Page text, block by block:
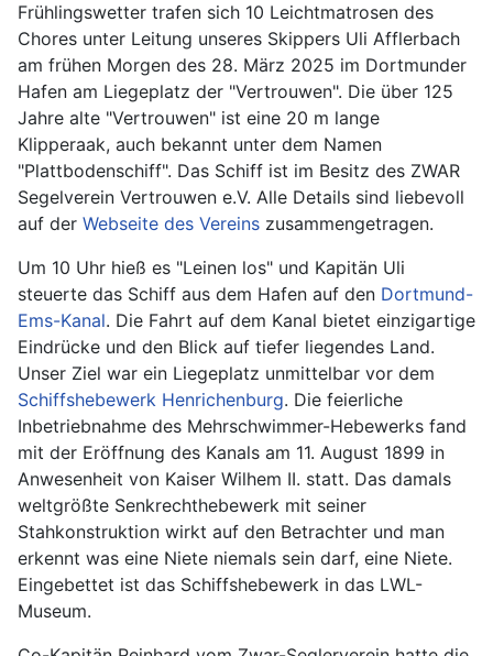
Frühlingswetter trafen sich 10 Leichtmatrosen des
Chores unter Leitung unseres Skippers Uli Afflerbach
am frühen Morgen des 28. März 2025 im Dortmunder
Hafen am Liegeplatz der "Vertrouwen". Die über 125
Jahre alte "Vertrouwen" ist eine 20 m lange
Klipperaak, auch bekannt unter dem Namen
"Plattbodenschiff". Das Schiff ist im Besitz des ZWAR
Segelverein Vertrouwen e.V. Alle Details sind liebevoll
auf der Webseite des Vereins zusammengetragen.
Um 10 Uhr hieß es "Leinen los" und Kapitän Uli
steuerte das Schiff aus dem Hafen auf den Dortmund-
Ems-Kanal. Die Fahrt auf dem Kanal bietet einzigartige
Eindrücke und den Blick auf tiefer liegendes Land.
Unser Ziel war ein Liegeplatz unmittelbar vor dem
Schiffshebewerk Henrichenburg. Die feierliche
Inbetriebnahme des Mehrschwimmer-Hebewerks fand
mit der Eröffnung des Kanals am 11. August 1899 in
Anwesenheit von Kaiser Wilhem II. statt. Das damals
weltgrößte Senkrechthebewerk mit seiner
Stahkonstruktion wirkt auf den Betrachter und man
erkennt was eine Niete niemals sein darf, eine Niete.
Eingebettet ist das Schiffshebewerk in das LWL-
Museum.